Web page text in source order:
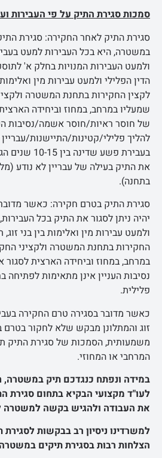
סמכות סגירת התיק על פי העבירות
סגירת התיק לאחר החקירה: סגירת
ולמעט העבירות המנויות בחלק א'
הדין הפלילי ולמעט עבירות מין
לקצין החקירות בתחנת המשטרה
שמעליו במרחב, במחוז וביחידה
של חוסר ראיות/חוסר אשמה/נסיבות
להליך פלילי/קטינות/התיישנות/
בעבירת פשע
את התיק בעילה של עבריין לא נודע
בתחנה).
סגירת התיק בטרם חקירה: כאשר
יהיה ניתן לסגור את התיק בכל
ולמעט עבירות מין ואלימות בין בני
החקירות בתחנת המשטרה ולקציני
במרחב, במחוז וביחידה הארצית
נסיבות העניין אינן מתאימות לפתיחה
פלילית.
כאשר מדובר בסגירה טרם החקירה
זוג והמתלונן מבקש שלא לחקור בטרם
משמעותית, הסמכות של סגירת התיק
המרחבי או המחוזי.
במידה ונפתח כנגדכם תיק
לעו"ד מקצועי הבקיא בתחום סגירת
את העבודה ולהגיש בקשה למשטרה
למשרדינו ניסיון רב בבקשות לסגירת
הצלחות רבות בסגירת תיקים